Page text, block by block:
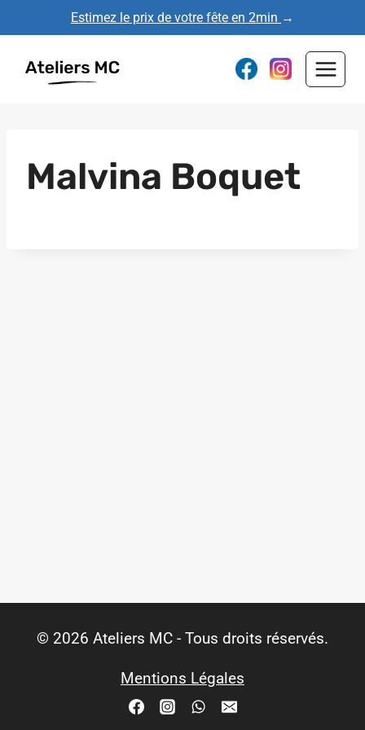
au
contenu
Estimez le prix de votre fête en 2min →
Malvina Boquet
© 2026 Ateliers MC - Tous droits réservés.
Mentions Légales